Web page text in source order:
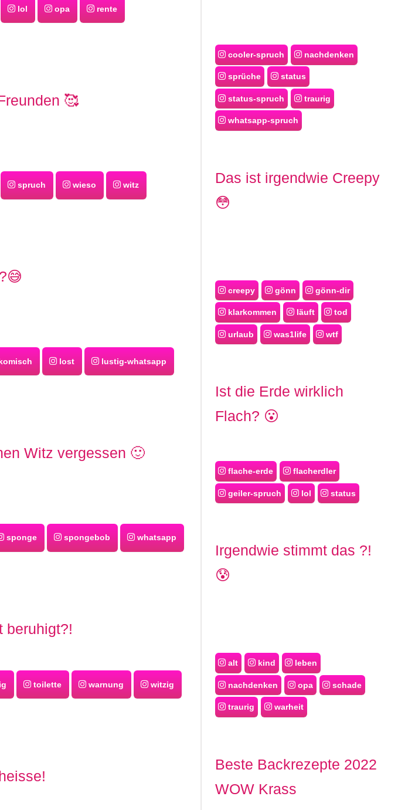
lol opa rente
🥰
spruch wieso witz
lost lustig-whatsapp
Witz vergessen 🙂
sponge spongebob whatsapp
beruhigt?!
toilette warnung witzig
cooler-spruch nachdenken
sprüche status
status-spruch traurig
whatsapp-spruch
Das ist irgendwie Creepy
😳
creepy gönn gönn-dir
klarkommen läuft tod
urlaub was1life wtf
Ist die Erde wirklich
Flach? 😮
flache-erde flacherdler
geiler-spruch lol status
Irgendwie stimmt das ?!
😰
alt kind leben
nachdenken opa schade
traurig warheit
Beste Backrezepte 2022
WOW Krass